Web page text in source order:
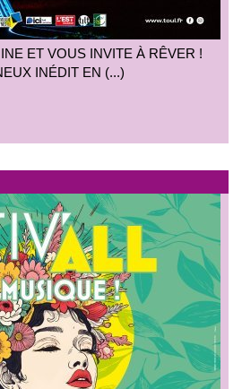
ET VOUS INVITE À RÊVER !
INÉDIT EN (...)